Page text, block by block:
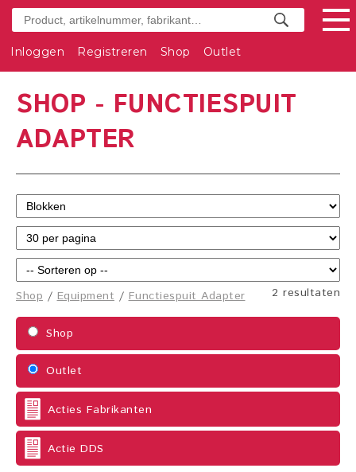
Inloggen Registreren Shop Outlet
SHOP - FUNCTIESPUIT
ADAPTER
2 resultaten
Shop /Equipment /Functiespuit Adapter
Shop
Outlet
Acties Fabrikanten
Actie DDS